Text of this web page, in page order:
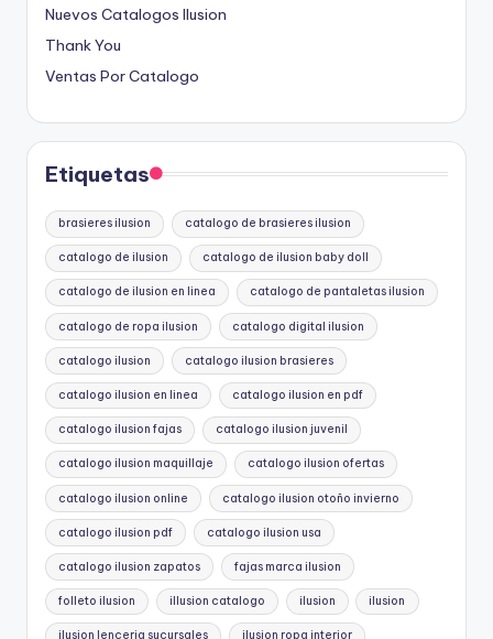
Nuevos Catalogos Ilusion
Thank You
Ventas Por Catalogo
Etiquetas
brasieres ilusion catalogo de brasieres ilusion
catalogo de ilusion catalogo de ilusion baby doll
catalogo de ilusion en linea catalogo de pantaletas ilusion
catalogo de ropa ilusion catalogo digital ilusion
catalogo ilusion catalogo ilusion brasieres
catalogo ilusion en linea catalogo ilusion en pdf
catalogo ilusion fajas catalogo ilusion juvenil
catalogo ilusion maquillaje catalogo ilusion ofertas
catalogo ilusion online catalogo ilusion otoño invierno
catalogo ilusion pdf catalogo ilusion usa
catalogo ilusion zapatos fajas marca ilusion
folleto ilusion illusion catalogo ilusion ilusion
ilusion lenceria sucursales ilusion ropa interior